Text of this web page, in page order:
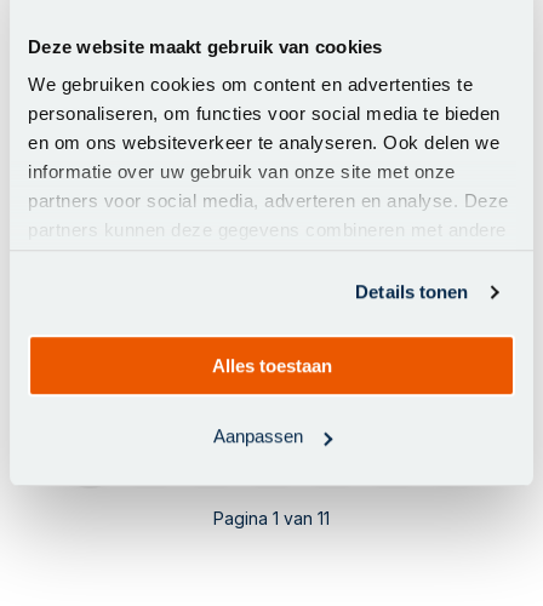
Deze website maakt gebruik van cookies
We gebruiken cookies om content en advertenties te
personaliseren, om functies voor social media te bieden
en om ons websiteverkeer te analyseren. Ook delen we
informatie over uw gebruik van onze site met onze
partners voor social media, adverteren en analyse. Deze
partners kunnen deze gegevens combineren met andere
verzameld op basis van uw gebruik van hun services.
Details tonen
Alles toestaan
Aanpassen
Stokparasol
300 cm.
polyester
Grey
Madison
flores
van 300
Pagina 1 van 11